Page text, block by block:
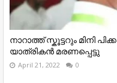
നാറാത്ത് സ്കൂട്ടറും മിനി
യാത്രികൻ മരണപ്പെട്ടു
April 21, 2022 0